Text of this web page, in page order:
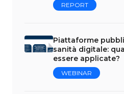
REPORT
Piattaforme
sanità digitale:
essere applicate?
WEBINAR